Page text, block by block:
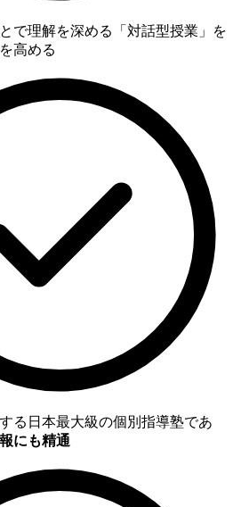
で理解を深める「対話型授業」を
高める
る日本最大級の個別指導塾であ
にも精通